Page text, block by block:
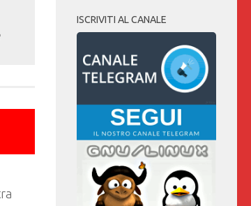
ISCRIVITI AL CANALE